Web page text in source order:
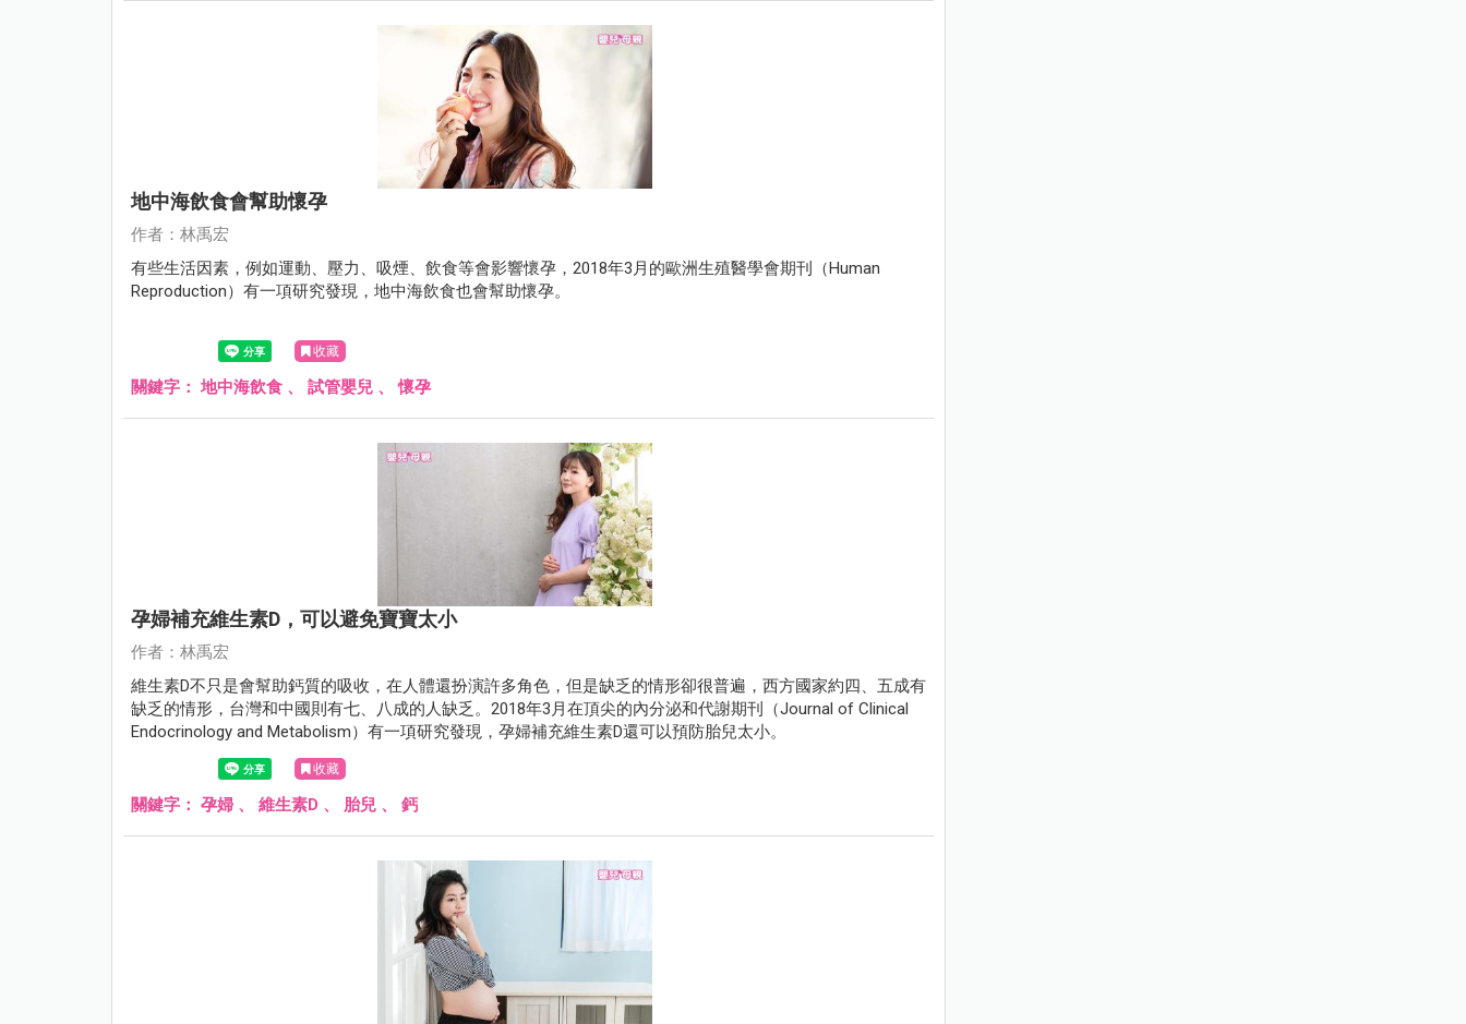
地中海飲食會幫助懷孕
作者：林禹宏
有些生活因素，例如運動、壓力、吸煙、飲食等會影響懷孕，2018年3月的歐洲生殖醫學會期刊（Human
Reproduction）有一項研究發現，地中海飲食也會幫助懷孕。
收藏
關鍵字： 地中海飲食 、 試管嬰兒 、懷孕
孕婦補充維生素D，可以避免寶寶太小
作者：林禹宏
維生素D不只是會幫助鈣質的吸收，在人體還扮演許多角色，但是缺乏的情形卻很普遍，西方國家約四、五成有
缺乏的情形，台灣和中國則有七、八成的人缺乏。2018年3月在頂尖的內分泌和代謝期刊（Journal of Clinical
Endocrinology and Metabolism）有一項研究發現，孕婦補充維生素D還可以預防胎兒太小。
收藏
關鍵字： 孕婦 、 維生素D 、 胎兒 、 鈣